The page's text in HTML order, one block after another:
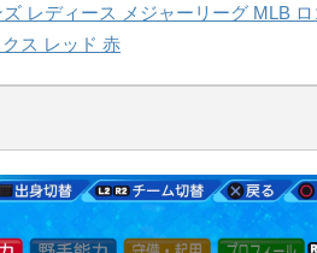
レディース メジャーリーグ MLB ロ
ス レッド 赤